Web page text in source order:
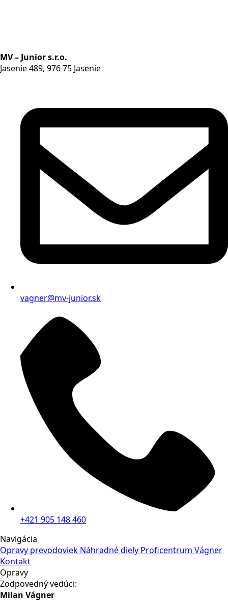
MV – Junior s.r.o.
Jasenie 489, 976 75 Jasenie
vagner@mv-junior.sk
+421 905 148 460
Navigácia
Opravy prevodoviek Náhradné diely Proficentrum Vágner
Kontakt
Opravy
Zodpovedný vedúci:
Milan Vágner